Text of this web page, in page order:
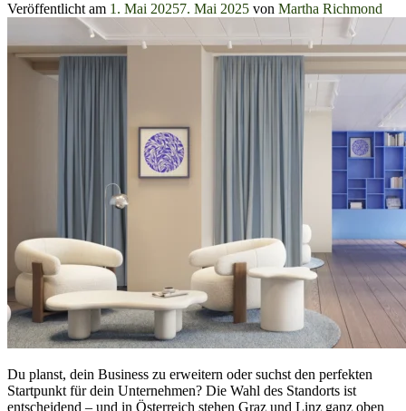
Veröffentlicht am 1. Mai 20257. Mai 2025 von Martha Richmond
Du planst, dein Business zu erweitern oder suchst den perfekten
Startpunkt für dein Unternehmen? Die Wahl des Standorts ist
entscheidend – und in Österreich stehen Graz und Linz ganz oben